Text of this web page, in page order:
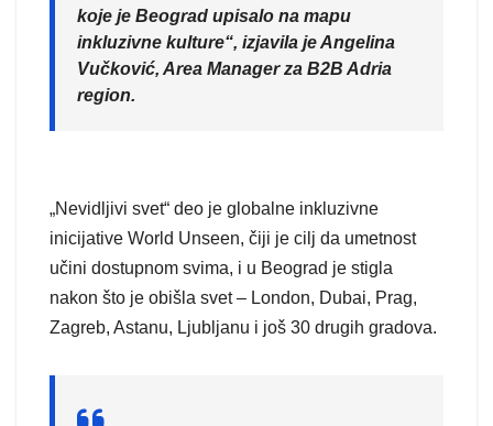
koje je Beograd upisalo na mapu
inkluzivne kulture“, izjavila je Angelina
Vučković, Area Manager za B2B Adria
region.
„Nevidljivi svet“ deo je globalne inkluzivne
inicijative World Unseen, čiji je cilj da umetnost
učini dostupnom svima, i u Beograd je stigla
nakon što je obišla svet – London, Dubai, Prag,
Zagreb, Astanu, Ljubljanu i još 30 drugih gradova.